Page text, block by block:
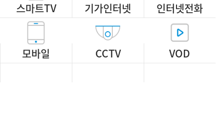
스마트TV 기가인터넷 인터넷전화
모바일 CCTV VOD